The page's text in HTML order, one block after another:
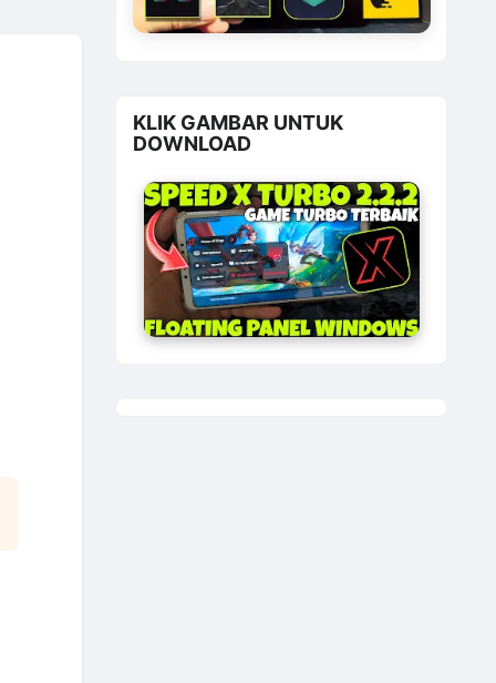
KLIK GAMBAR UNTUK
DOWNLOAD